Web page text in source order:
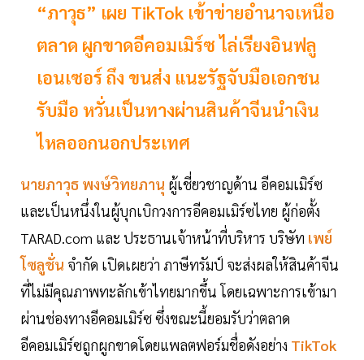
“ภาวุธ” เผย TikTok เข้าข่ายอำนาจเหนือ
ตลาด ผูกขาดอีคอมเมิร์ซ ไล่เรียงอินฟลู
เอนเซอร์ ถึง ขนส่ง แนะรัฐจับมือเอกชน
รับมือ หวั่นเป็นทางผ่านสินค้าจีนนำเงิน
ไหลออกนอกประเทศ
นายภาวุธ พงษ์วิทยภานุ ผู้เชี่ยวชาญด้าน อีคอมเมิร์ซ
และเป็นหนึ่งในผู้บุกเบิกวงการอีคอมเมิร์ซไทย ผู้ก่อตั้ง
TARAD.com และ ประธานเจ้าหน้าที่บริหาร บริษัท เพย์
โซลูชั่น จำกัด เปิดเผยว่า ภาษีทรัมป์ จะส่งผลให้สินค้าจีน
ที่ไม่มีคุณภาพทะลักเข้าไทยมากขึ้น โดยเฉพาะการเข้ามา
ผ่านช่องทางอีคอมเมิร์ซ ซึ่งขณะนี้ยอมรับว่าตลาด
อีคอมเมิร์ซถูกผูกขาดโดยแพลตฟอร์มชื่อดังอย่าง TikTok